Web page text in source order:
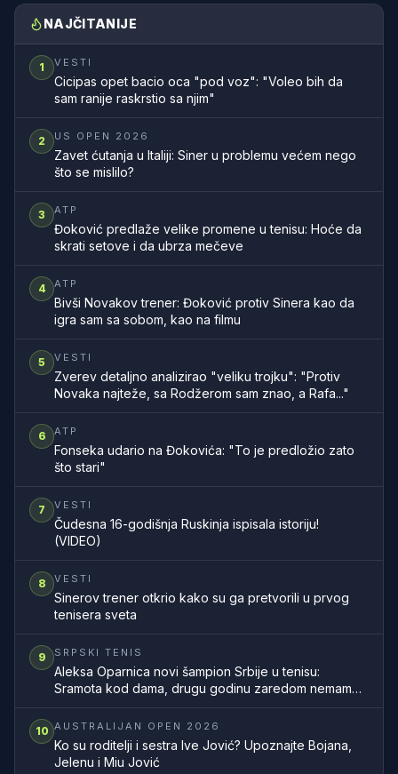
NAJČITANIJE
1 VESTI
Cicipas opet bacio oca "pod voz": "Voleo bih da
sam ranije raskrstio sa njim"
2 US OPEN 2026
Zavet ćutanja u Italiji: Siner u problemu većem nego
što se mislilo?
3 ATP
Đoković predlaže velike promene u tenisu: Hoće da
skrati setove i da ubrza mečeve
4 ATP
Bivši Novakov trener: Đoković protiv Sinera kao da
igra sam sa sobom, kao na filmu
5 VESTI
Zverev detaljno analizirao "veliku trojku": "Protiv
Novaka najteže, sa Rodžerom sam znao, a Rafa..."
6 ATP
Fonseka udario na Đokovića: "To je predložio zato
što stari"
7 VESTI
Čudesna 16-godišnja Ruskinja ispisala istoriju!
(VIDEO)
8 VESTI
Sinerov trener otkrio kako su ga pretvorili u prvog
tenisera sveta
9 SRPSKI TENIS
Aleksa Oparnica novi šampion Srbije u tenisu:
Sramota kod dama, drugu godinu zaredom nemamo
10 AUSTRALIJAN OPEN 2026
Ko su roditelji i sestra Ive Jović? Upoznajte Bojana,
Jelenu i Miu Jović